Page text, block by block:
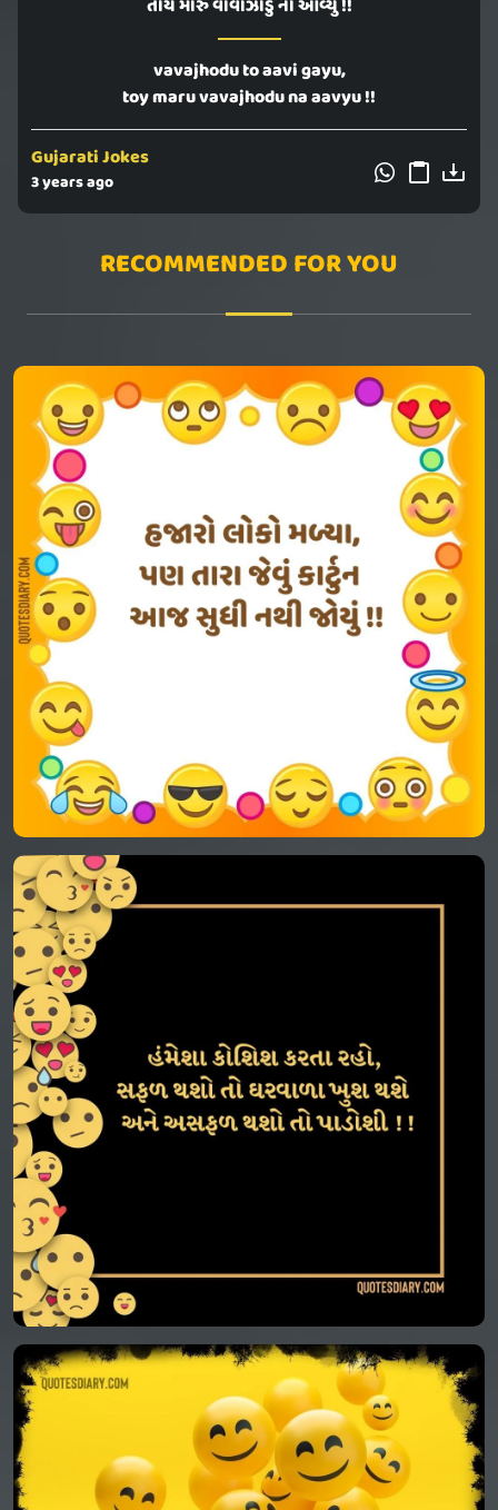
તોય મારું વાવાઝોડું ના આવ્યું !!
vavajhodu to aavi gayu,
toy maru vavajhodu na aavyu !!
Gujarati Jokes
3 years ago
RECOMMENDED FOR YOU